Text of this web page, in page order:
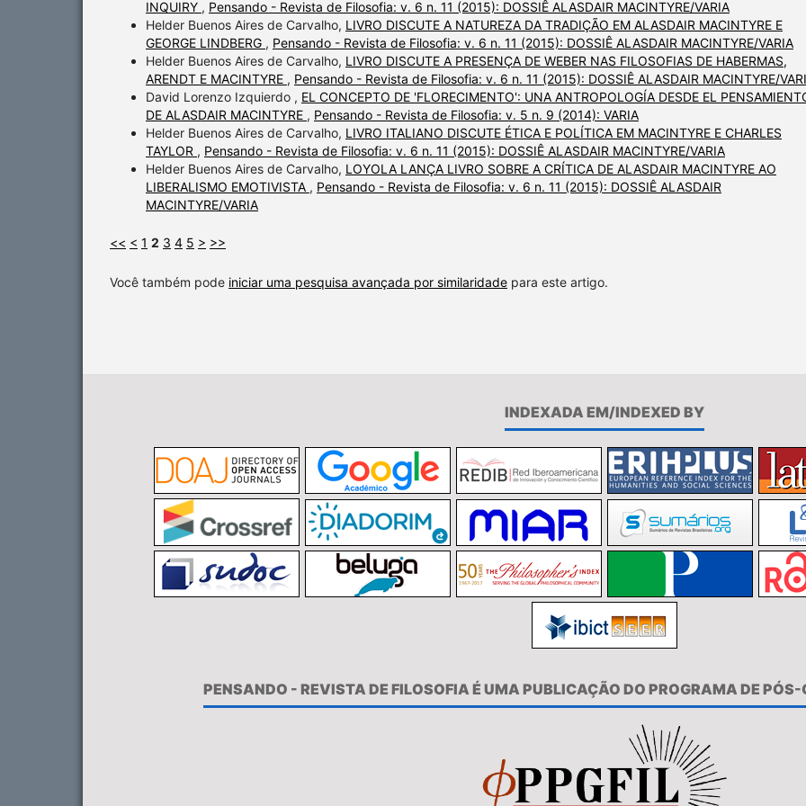
INQUIRY , Pensando - Revista de Filosofia: v. 6 n. 11 (2015): DOSSIÊ ALASDAIR MACINTYRE/VARIA
Helder Buenos Aires de Carvalho, LIVRO DISCUTE A NATUREZA DA TRADIÇÃO EM ALASDAIR MACINTYRE E
GEORGE LINDBERG , Pensando - Revista de Filosofia: v. 6 n. 11 (2015): DOSSIÊ ALASDAIR MACINTYRE/VARIA
Helder Buenos Aires de Carvalho, LIVRO DISCUTE A PRESENÇA DE WEBER NAS FILOSOFIAS DE HABERMAS,
ARENDT E MACINTYRE , Pensando - Revista de Filosofia: v. 6 n. 11 (2015): DOSSIÊ ALASDAIR MACINTYRE/
David Lorenzo Izquierdo , EL CONCEPTO DE 'FLORECIMENTO': UNA ANTROPOLOGÍA DESDE EL
DE ALASDAIR MACINTYRE , Pensando - Revista de Filosofia: v. 5 n. 9 (2014): VARIA
Helder Buenos Aires de Carvalho, LIVRO ITALIANO DISCUTE ÉTICA E POLÍTICA EM MACINTYRE E CHARLES
TAYLOR , Pensando - Revista de Filosofia: v. 6 n. 11 (2015): DOSSIÊ ALASDAIR MACINTYRE/VARIA
Helder Buenos Aires de Carvalho, LOYOLA LANÇA LIVRO SOBRE A CRÍTICA DE ALASDAIR MACINTYRE AO
LIBERALISMO EMOTIVISTA , Pensando - Revista de Filosofia: v. 6 n. 11 (2015): DOSSIÊ ALASDAIR
MACINTYRE/VARIA
<< < 1 2 3 4 5 > >>
Você também pode iniciar uma pesquisa avançada por similaridade para este artigo.
INDEXADA EM/INDEXED BY
PENSANDO - REVISTA DE FILOSOFIA É UMA PUBLICAÇÃO DO PROGRAMA DE